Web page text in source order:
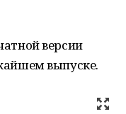
версии
выпуске.